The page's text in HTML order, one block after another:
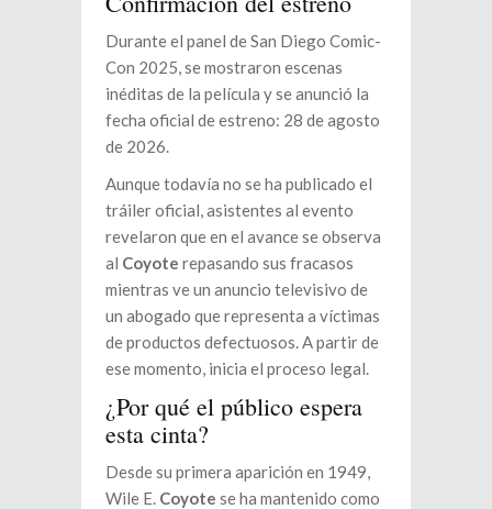
Durante el panel de San Diego Comic-
Con 2025, se mostraron escenas
inéditas de la película y se anunció la
fecha oficial de estreno: 28 de agosto
de 2026.
Aunque todavía no se ha publicado el
tráiler oficial, asistentes al evento
revelaron que en el avance se observa
al Coyote repasando sus fracasos
mientras ve un anuncio televisivo de
un abogado que representa a víctimas
de productos defectuosos. A partir de
ese momento, inicia el proceso legal.
¿Por qué el público espera
esta cinta?
Desde su primera aparición en 1949,
Wile E. Coyote se ha mantenido como